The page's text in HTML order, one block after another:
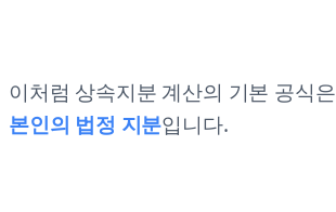
이처럼 상속지분 계산의 기본 공식은
본인의 법정 지분입니다.